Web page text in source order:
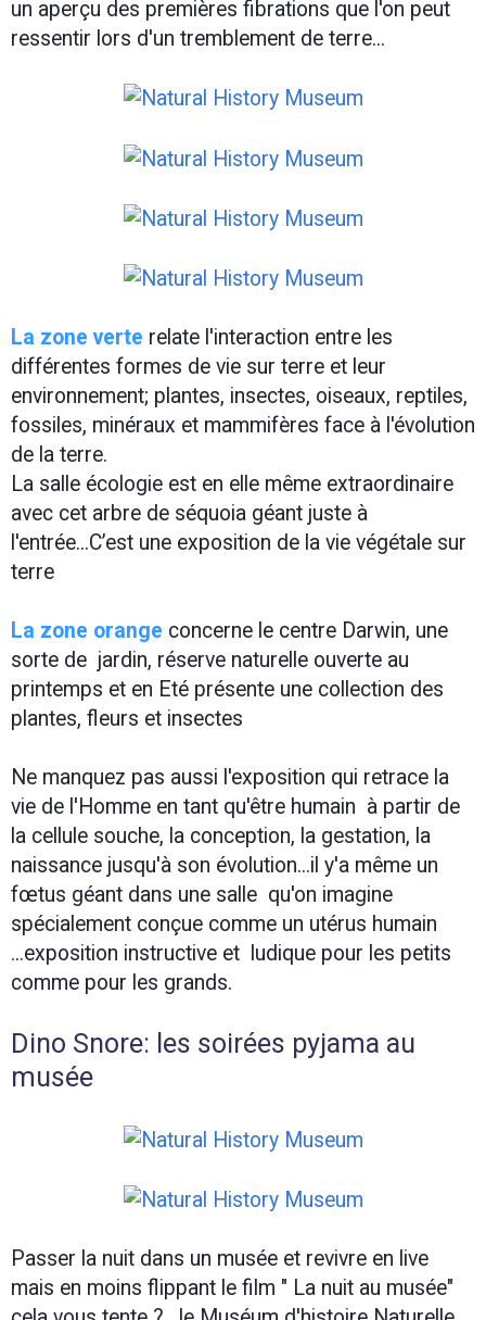
un aperçu des premières fibrations que l'on peut
ressentir lors d'un tremblement de terre...
La zone verte relate l'interaction entre les
différentes formes de vie sur terre et leur
environnement; plantes, insectes, oiseaux, reptiles,
fossiles, minéraux et mammifères face à l'évolution
de la terre.
La salle écologie est en elle même extraordinaire
avec cet arbre de séquoia géant juste à
l'entrée...C’est une exposition de la vie végétale sur
terre
La zone orange concerne le centre Darwin, une
sorte de jardin, réserve naturelle ouverte au
printemps et en Eté présente une collection des
plantes, fleurs et insectes
Ne manquez pas aussi l'exposition qui retrace la
vie de l'Homme en tant qu'être humain à partir de
la cellule souche, la conception, la gestation, la
naissance jusqu'à son évolution...il y'a même un
fœtus géant dans une salle qu'on imagine
spécialement conçue comme un utérus humain
...exposition instructive et ludique pour les petits
comme pour les grands.
Dino Snore: les soirées pyjama au
musée
Passer la nuit dans un musée et revivre en live
mais en moins flippant le film " La nuit au musée"